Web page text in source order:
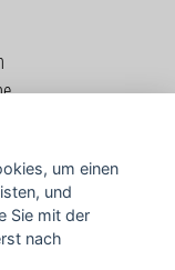
um einen
und
Sie mit der
nach